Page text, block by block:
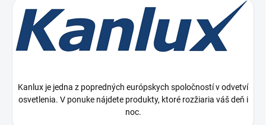
Kanlux je jedna z popredných európskych spoločností v odvetví
osvetlenia. V ponuke nájdete produkty, ktoré rozžiaria váš deň i
noc.